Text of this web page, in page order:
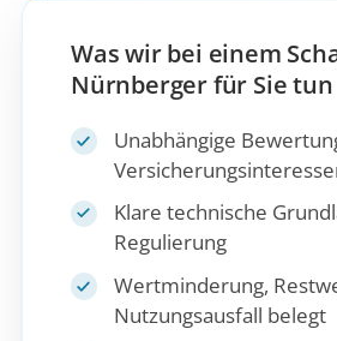
Was wir bei einem
Nürnberger für Sie tun
Unabhängige
Klare technische
Regulierung
Wertminderung,
Nutzungsausfall belegt